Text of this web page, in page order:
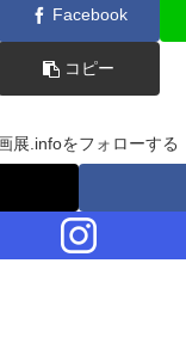
Facebook
コピー
展.infoをフォローする